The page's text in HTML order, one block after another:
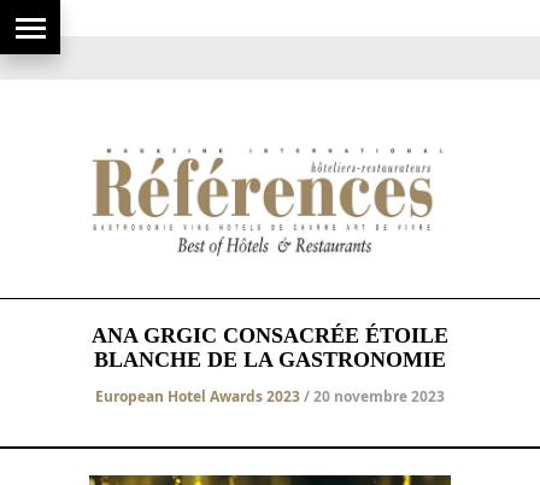
ANA GRGIC CONSACRÉE ÉTOILE
BLANCHE DE LA GASTRONOMIE
European Hotel Awards 2023/ 20 novembre 2023